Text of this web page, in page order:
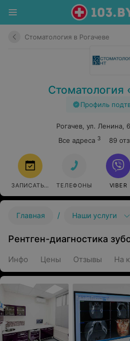
Стоматология в Рогачеве
Стоматология
Профиль
Рогачев, ул. Ленина,
Все адреса 3 89
ЗАПИСАТЬСЯ ТЕЛЕФОНЫ VIBER
Главная / Наши услуги
Рентген-диагностика
Инфо Цены Отзывы На